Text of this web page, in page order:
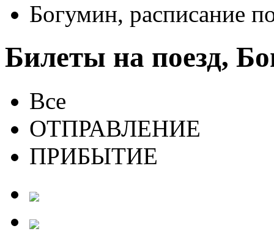
Богумин, расписание
Билеты на поезд,
Все
ОТПРАВЛЕНИЕ
ПРИБЫТИЕ